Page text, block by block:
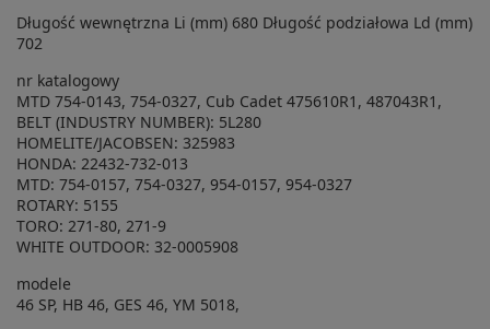
Długość wewnętrzna Li (mm) 680 Długość podziałowa Ld (mm)
702
nr katalogowy
MTD 754-0143, 754-0327, Cub Cadet 475610R1, 487043R1,
BELT (INDUSTRY NUMBER): 5L280
HOMELITE/JACOBSEN: 325983
HONDA: 22432-732-013
MTD: 754-0157, 754-0327, 954-0157, 954-0327
ROTARY: 5155
TORO: 271-80, 271-9
WHITE OUTDOOR: 32-0005908
modele
46 SP, HB 46, GES 46, YM 5018,